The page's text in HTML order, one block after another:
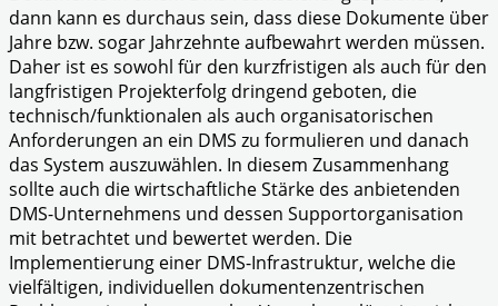
dann kann es durchaus sein, dass diese Dokumente über
Jahre bzw. sogar Jahrzehnte aufbewahrt werden müssen.
Daher ist es sowohl für den kurzfristigen als auch für den
langfristigen Projekterfolg dringend geboten, die
technisch/funktionalen als auch organisatorischen
Anforderungen an ein DMS zu formulieren und danach
das System auszuwählen. In diesem Zusammenhang
sollte auch die wirtschaftliche Stärke des anbietenden
DMS-Unternehmens und dessen Supportorganisation
mit betrachtet und bewertet werden. Die
Implementierung einer DMS-Infrastruktur, welche die
vielfältigen, individuellen dokumentenzentrischen